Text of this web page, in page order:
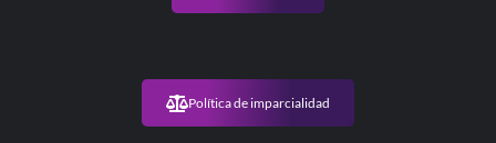
Política de imparcialidad